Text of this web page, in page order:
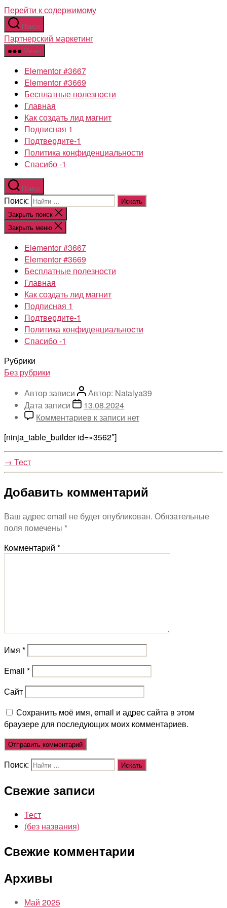
Перейти к содержимому
Поиск
Партнерский маркетинг
Меню
Elementor #3667
Elementor #3669
Бесплатные полезности
Главная
Как создать лид магнит
Подписная 1
Подтвердите-1
Политика конфиденциальности
Спасибо -1
Поиск
Поиск:
Закрыть поиск
Закрыть меню
Elementor #3667
Elementor #3669
Бесплатные полезности
Главная
Как создать лид магнит
Подписная 1
Подтвердите-1
Политика конфиденциальности
Спасибо -1
Рубрики
Без рубрики
Автор записи
Автор: Natalya39
Дата записи
13.08.2024
Комментариев к записи нет
[ninja_table_builder id=»3562″]
→ Тест
Добавить комментарий
Ваш адрес email не будет опубликован. Обязательные
поля помечены *
Комментарий *
Имя *
Email *
Сайт
Сохранить моё имя, email и адрес сайта в этом
браузере для последующих моих комментариев.
Поиск:
Свежие записи
Тест
(без названия)
Свежие комментарии
Архивы
Май 2025